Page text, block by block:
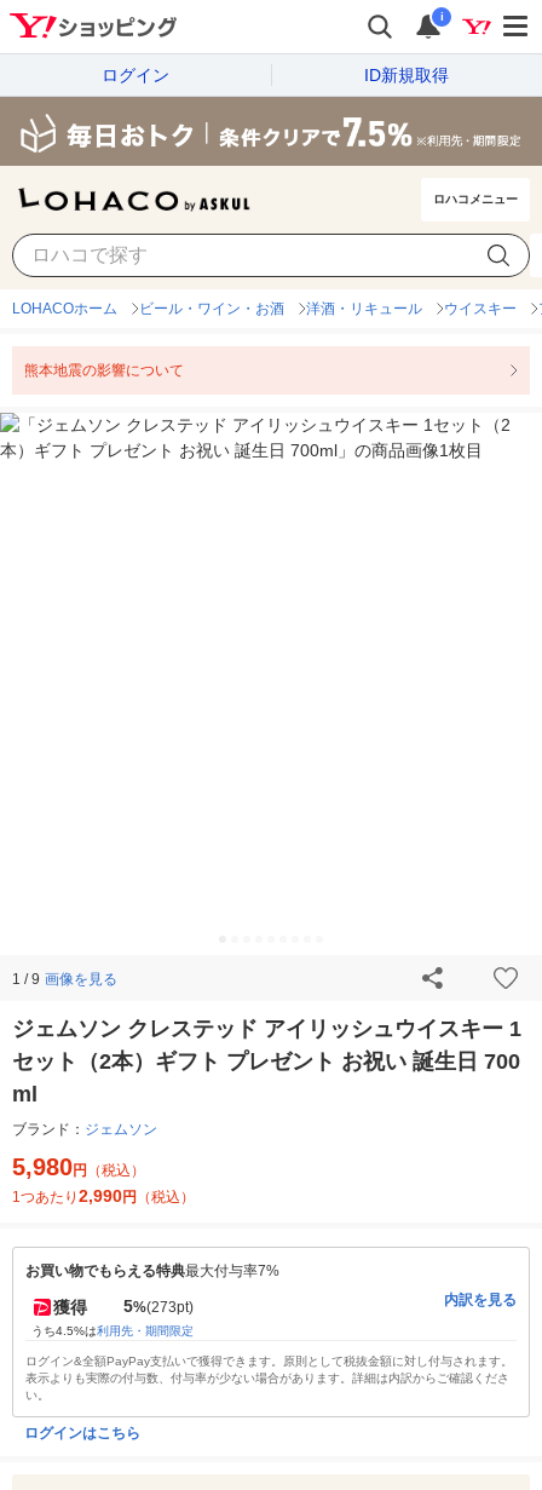
i
ログイン ID新規取得
ロハコメニュー
LOHACOホーム ビール・ワイン・お酒 洋酒・リキュール ウイスキー
熊本地震の影響について
1 / 9 画像を見る
ジェムソン クレステッド アイリッシュウイスキー 1
セット（2本）ギフト プレゼント お祝い 誕生日 700
ml
ブランド： ジェムソン
5,980円
（税込）
1つあたり 2,990円 （税込）
お買い物でもらえる特典最大付与率7%
獲得 5%(273pt)
うち4.5%は利用先・期間限定
内訳を見る
ログイン&全額PayPay支払いで獲得できます。原則として税抜金額に対し付与されます。
表示よりも実際の付与数、付与率が少ない場合があります。詳細は内訳からご確認くださ
い。
ログインはこちら